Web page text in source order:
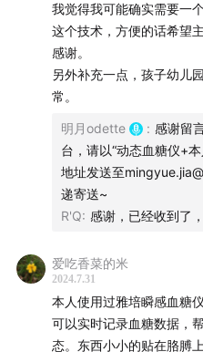
我觉得我可能确实需要一
这个技术，方便的话希望
感谢。
另外补充一点，孩子幼儿
常。
明月odette : 感谢留
台，请以“动态血糖仪+
地址发送至
递寄送~
R'Q: 感谢，已经收到了
爱吃香菜的米
2024.7.31
本人使用过雅培瞬感血糖
可以实时记录血糖数据，
态。东西小小的贴在胳膊